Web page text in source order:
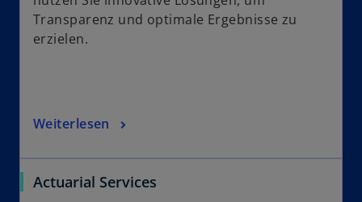
Transparenz und optimale Ergebnisse zu
erzielen.
Weiterlesen
Actuarial Services